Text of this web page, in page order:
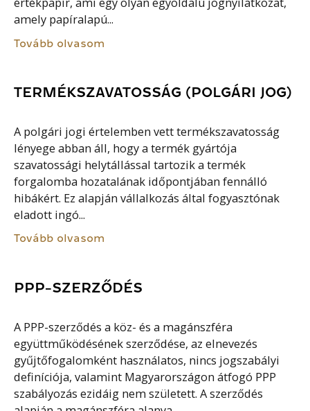
amely papíralapú...
Tovább olvasom
TERMÉKSZAVATOSSÁG (POLGÁRI JOG)
A polgári jogi értelemben vett termékszavatosság
lényege abban áll, hogy a termék gyártója
szavatossági helytállással tartozik a termék
forgalomba hozatalának időpontjában fennálló
hibákért. Ez alapján vállalkozás által fogyasztónak
eladott ingó...
Tovább olvasom
PPP-SZERZŐDÉS
A PPP-szerződés a köz- és a magánszféra
együttműködésének szerződése, az elnevezés
gyűjtőfogalomként használatos, nincs jogszabályi
definíciója, valamint Magyarországon átfogó PPP
szabályozás ezidáig nem született. A szerződés